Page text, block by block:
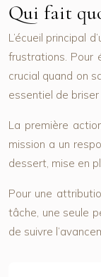
Qui fait
L’écueil principal
frustrations. Pour
crucial quand on
essentiel de briser
La première
mission a un
dessert, mise en
Pour une
tâche, une seule
de suivre